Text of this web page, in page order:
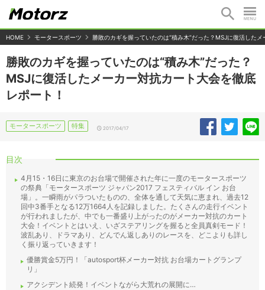
HOME モータースポーツ 勝敗のカギを握っていたのは“積み木”だった？MSJに復活した
勝敗のカギを握っていたのは“積み木”だった？
MSJに復活したメーカー対抗カート大会を徹底
レポート！
モータースポーツ 特集 2017/04/17
目次
4月15・16日に東京のお台場で開催された年に一度のモータースポーツ
の祭典「モータースポーツ ジャパン2017 フェスティバル イン お台
場」。一瞬雨がパラついたものの、全体を通して天気に恵まれ、過去12
回中3番手となる12万1664人を記録しました。たくさんの走行イベント
が行われましたが、中でも一番盛り上がったのがメーカー対抗のカート
大会！イベントとはいえ、いざステアリングを握ると全員真剣モード！
波乱あり、ドラマあり、どんでん返しありのレースを、どこよりも詳し
く振り返っていきます！
優勝賞金5万円！「autosport杯メーカー対抗 お台場カートグランプ
リ」
アクシデント続発！イベントながら大荒れの展開に…